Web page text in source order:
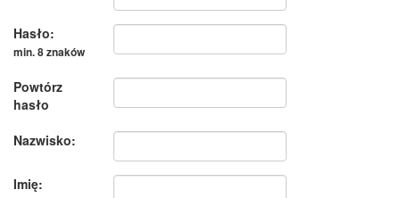
Hasło:
min. 8 znaków
Powtórz
hasło
Nazwisko:
Imię: